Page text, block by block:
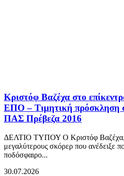
Κριστόφ Βαζέχα στο
ΕΠΟ – Τιμητική πρόσκληση
ΠΑΣ Πρέβεζα 2016
ΔΕΛΤΙΟ ΤΥΠΟΥ Ο Κριστόφ Βαζέχα,
μεγαλύτερους σκόρερ που ανέδειξε
ποδόσφαιρο...
30.07.2026